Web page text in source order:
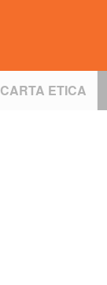
CARTA ETICA